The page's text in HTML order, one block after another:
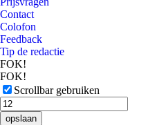
Contact
Colofon
Feedback
Tip de redactie
FOK!
FOK!
Scrollbar gebruiken
opslaan